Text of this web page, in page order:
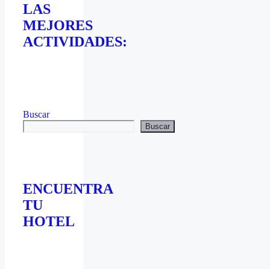
LAS
MEJORES
ACTIVIDADES:
Buscar
Buscar
ENCUENTRA
TU
HOTEL